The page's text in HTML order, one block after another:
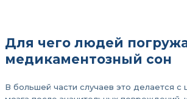
Для чего людей
медикаментозный сон
В большей части случаев это делается